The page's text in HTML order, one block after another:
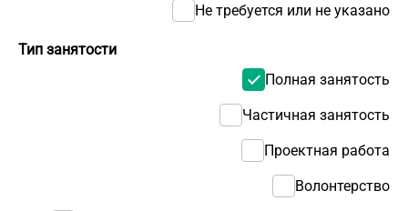
Тип занятости
Полная занятость
Частичная занятость
Проектная работа
Волонтерство
Не требуется или не указано